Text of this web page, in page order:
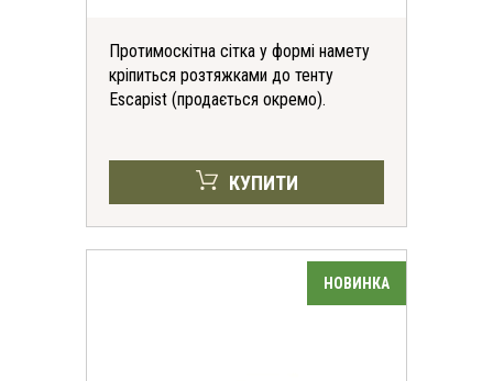
Протимоскітна сітка у формі намету
кріпиться розтяжками до тенту
Escapist (продається окремо).
КУПИТИ